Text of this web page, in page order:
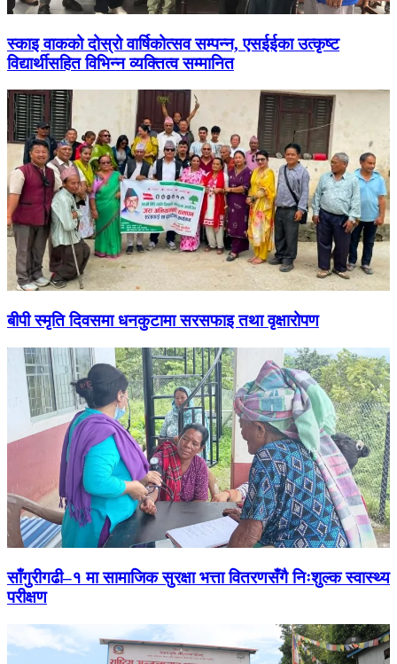
स्काइ वाकको दोस्रो वार्षिकोत्सव सम्पन्न, एसईईका उत्कृष्ट
विद्यार्थीसहित विभिन्न व्यक्तित्व सम्मानित
बीपी स्मृति दिवसमा धनकुटामा सरसफाइ तथा वृक्षारोपण
साँगुरीगढी–१ मा सामाजिक सुरक्षा भत्ता वितरणसँगै निःशुल्क स्वास्थ्य
परीक्षण